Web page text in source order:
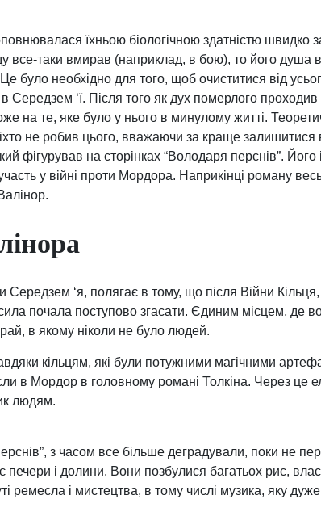
їхньою біологічною здатністю швидко
все-таки вмирав (наприклад, в бою), то його душа
було необхідно для того, щоб очиститися від
Середзем ‘ї. Після того як дух померлого
на те, яке було у нього в минулому житті.
не робив цього, вважаючи за краще
фігурував на сторінках “Володаря перснів”.
у війні проти Мордора. Наприкінці роману
‘я, полягає в тому, що після Війни
сила почала поступово згасати. Єдиним місцем, де
в якому ніколи не було людей.
кільцям, які були потужними магічними
в Мордор в головному романі Толкіна. Через це
людям.
з часом все більше деградували, поки не
і долини. Вони позбулися багатьох рис,
ремесла і мистецтва, в тому числі музика, яку